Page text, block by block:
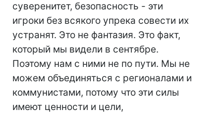
суверенитет, безопасность - эти
игроки без всякого упрека совести их
устранят. Это не фантазия. Это факт,
который мы видели в сентябре.
Поэтому нам с ними не по пути. Мы не
можем объединяться с регионалами и
коммунистами, потому что эти силы
имеют ценности и цели,